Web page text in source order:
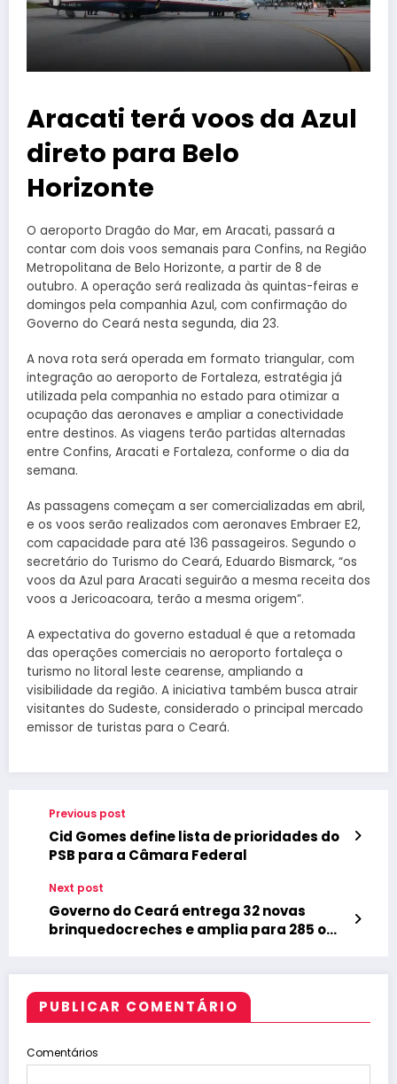
Aracati terá voos da Azul
direto para Belo
Horizonte
O aeroporto Dragão do Mar, em Aracati, passará a
contar com dois voos semanais para Confins, na Região
Metropolitana de Belo Horizonte, a partir de 8 de
outubro. A operação será realizada às quintas-feiras e
domingos pela companhia Azul, com confirmação do
Governo do Ceará nesta segunda, dia 23.
A nova rota será operada em formato triangular, com
integração ao aeroporto de Fortaleza, estratégia já
utilizada pela companhia no estado para otimizar a
ocupação das aeronaves e ampliar a conectividade
entre destinos. As viagens terão partidas alternadas
entre Confins, Aracati e Fortaleza, conforme o dia da
semana.
As passagens começam a ser comercializadas em abril,
e os voos serão realizados com aeronaves Embraer E2,
com capacidade para até 136 passageiros. Segundo o
secretário do Turismo do Ceará, Eduardo Bismarck, “os
voos da Azul para Aracati seguirão a mesma receita dos
voos a Jericoacoara, terão a mesma origem”.
A expectativa do governo estadual é que a retomada
das operações comerciais no aeroporto fortaleça o
turismo no litoral leste cearense, ampliando a
visibilidade da região. A iniciativa também busca atrair
visitantes do Sudeste, considerado o principal mercado
emissor de turistas para o Ceará.
Previous post
Cid Gomes define lista de prioridades do
PSB para a Câmara Federal
Next post
Governo do Ceará entrega 32 novas
brinquedocreches e amplia para 285 o
PUBLICAR COMENTÁRIO
Comentários